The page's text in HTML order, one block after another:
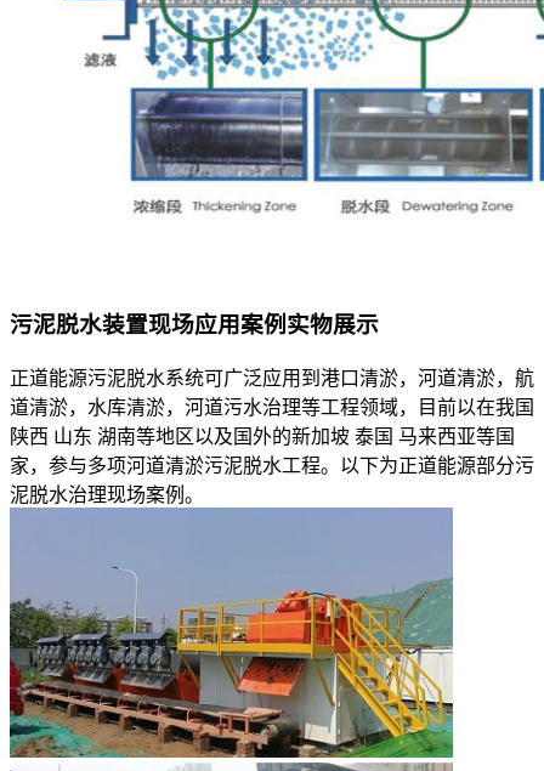
污泥脱水装置现场应用案例实物展示
正道能源污泥脱水系统可广泛应用到港口清淤，河道清淤，航
道清淤，水库清淤，河道污水治理等工程领域，目前以在我国
陕西 山东 湖南等地区以及国外的新加坡 泰国 马来西亚等国
家，参与多项河道清淤污泥脱水工程。以下为正道能源部分污
泥脱水治理现场案例。